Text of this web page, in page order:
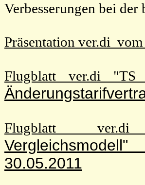
Verbesserungen bei
Präsentation ver.di
Flugblatt ver.di "TS
Flugblatt ver.di
Vergleichsmodell"
30.05.2011